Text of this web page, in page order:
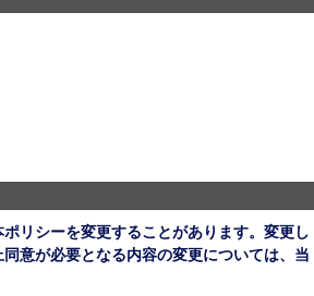
リシーを変更することがあります。変更し
意が必要となる内容の変更については、当